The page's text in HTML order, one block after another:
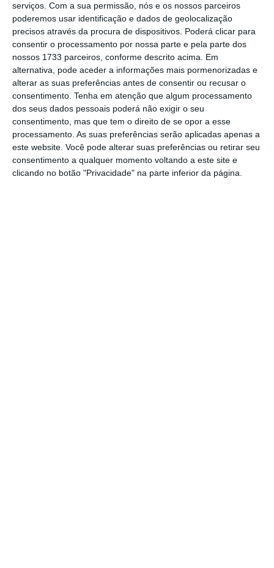
serviços. Com a sua permissão, nós e os nossos parceiros
poderemos usar identificação e dados de geolocalização
precisos através da procura de dispositivos. Poderá clicar para
consentir o processamento por nossa parte e pela parte dos
nossos 1733 parceiros, conforme descrito acima. Em
alternativa, pode aceder a informações mais pormenorizadas e
alterar as suas preferências antes de consentir ou recusar o
consentimento. Tenha em atenção que algum processamento
dos seus dados pessoais poderá não exigir o seu
consentimento, mas que tem o direito de se opor a esse
processamento. As suas preferências serão aplicadas apenas a
este website. Você pode alterar suas preferências ou retirar seu
consentimento a qualquer momento voltando a este site e
clicando no botão "Privacidade" na parte inferior da página.
Assine o ECO Premium
No momento em que a informação é
mais importante do que nunca, apoie
o jornalismo independente e rigoroso.
De que forma? Assine o ECO Premium e
tenha acesso a notícias exclusivas, à
opinião que conta, às reportagens e
especiais que mostram o outro lado da